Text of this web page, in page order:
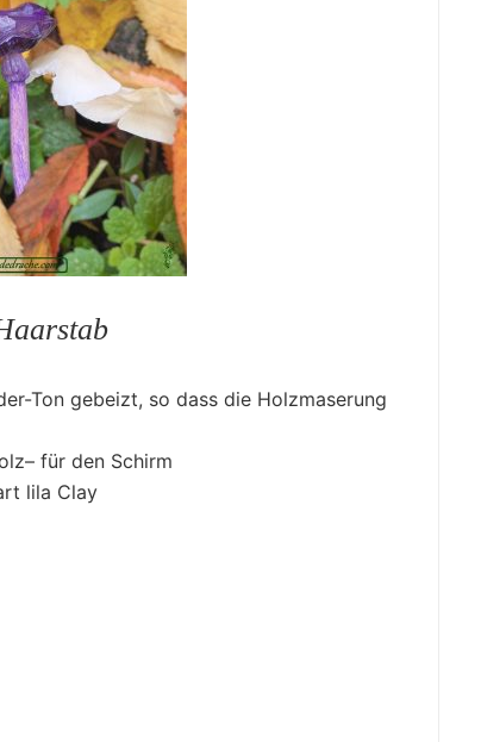
Ton gebeizt, so dass die Holzmaserung
für den Schirm
lila Clay